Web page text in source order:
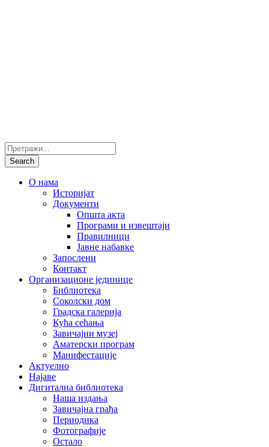
О нама
Историјат
Документи
Општа акта
Програми и извештаји
Правилници
Јавне набавке
Запослени
Контакт
Организационе јединице
Библиотека
Соколски дом
Градска галерија
Кућа сећања
Завичајни музеј
Аматерски програм
Манифестације
Актуелно
Најаве
Дигитална библиотека
Наша издања
Завичајна грађа
Периодика
Фотографије
Остало